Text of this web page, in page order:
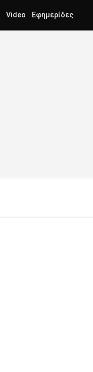
Video Εφημερίδες